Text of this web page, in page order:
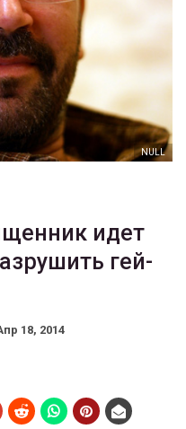
NULL
идет
гей-
18, 2014